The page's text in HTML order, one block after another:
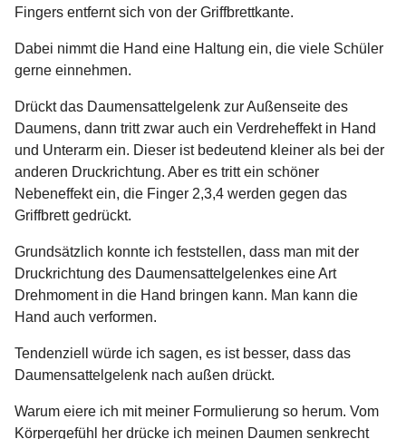
Fingers entfernt sich von der Griffbrettkante.
Dabei nimmt die Hand eine Haltung ein, die viele Schüler
gerne einnehmen.
Drückt das Daumensattelgelenk zur Außenseite des
Daumens, dann tritt zwar auch ein Verdreheffekt in Hand
und Unterarm ein. Dieser ist bedeutend kleiner als bei der
anderen Druckrichtung. Aber es tritt ein schöner
Nebeneffekt ein, die Finger 2,3,4 werden gegen das
Griffbrett gedrückt.
Grundsätzlich konnte ich feststellen, dass man mit der
Druckrichtung des Daumensattelgelenkes eine Art
Drehmoment in die Hand bringen kann. Man kann die
Hand auch verformen.
Tendenziell würde ich sagen, es ist besser, dass das
Daumensattelgelenk nach außen drückt.
Warum eiere ich mit meiner Formulierung so herum. Vom
Körpergefühl her drücke ich meinen Daumen senkrecht